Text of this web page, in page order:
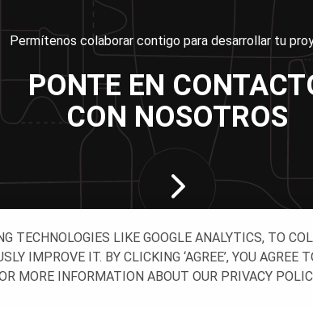
Permítenos colaborar contigo para desarrollar tu
PONTE EN
CON NOSOTROS
TECHNOLOGIES LIKE GOOGLE ANALYTICS, TO
IMPROVE IT. BY CLICKING ‘AGREE’, YOU AGREE
MORE INFORMATION ABOUT OUR PRIVACY